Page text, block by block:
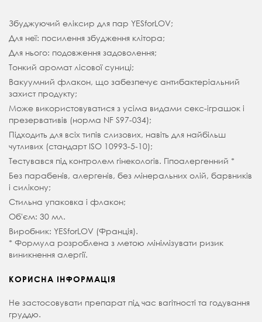
Збуджуючий еліксир для пар YESforLOV;
Для неї: посилення збудження клітора;
Для нього: подовження задоволення;
Тонкий аромат лісової суниці;
Вакуумний флакон, що забезпечує антибактеріальний
захист продукту;
Може використовуватися з усіма видами секс-іграшок і
презервативів (норма NF S97-034);
Підходить для всіх типів слизових, навіть для найбільш
чутливих (стандарт ISO 10993-5-10);
Тестувався під контролем гінекологів. Гіпоалергенний *
Без парабенів, алергенів, без мінеральних олій, барвників
і силікону;
Стильна упаковка і флакон;
Об'єм: 30 мл.
Виробник: YESforLOV (Франція).
* Формула розроблена з метою мінімізувати ризик
виникнення алергії.
КОРИСНА ІНФОРМАЦІЯ
Не застосовувати препарат під час вагітності та годування
груддю.